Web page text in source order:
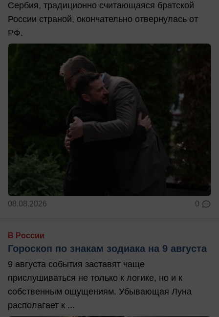
Сербия, традиционно считающаяся братской
России страной, окончательно отвернулась от
РФ.
08.08.2026 0
В России
Гороскоп по знакам зодиака на 9 августа
9 августа события заставят чаще
прислушиваться не только к логике, но и к
собственным ощущениям. Убывающая Луна
располагает к ...